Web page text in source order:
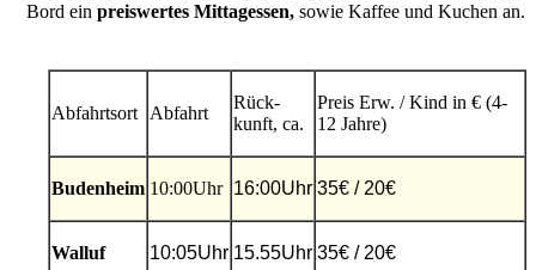
Bord ein preiswertes Mittagessen, sowie Kaffee und Kuchen an.
Abfahrtsort Abfahrt
Rück-
kunft, ca.
Preis Erw. / Kind in € (4-
12 Jahre)
Budenheim 10:00Uhr 16:00Uhr 35€ / 20€
Walluf 10:05Uhr 15.55Uhr 35€ / 20€